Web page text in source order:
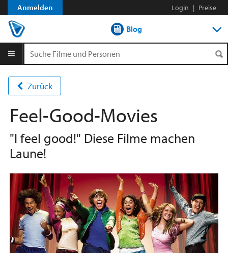
Anmelden Login | Preise
Blog
Shop
Zurück
Feel-Good-Movies
"I feel good!" Diese Filme machen
Laune!